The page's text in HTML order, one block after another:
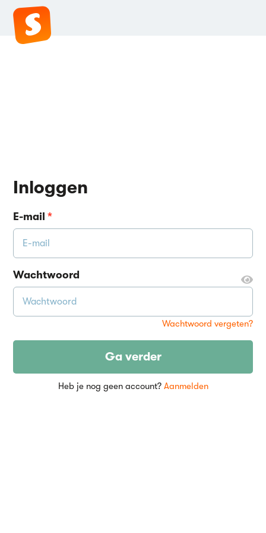
Inloggen
E-mail*
Wachtwoord
Wachtwoord vergeten?
Ga verder
Heb je nog geen account? Aanmelden